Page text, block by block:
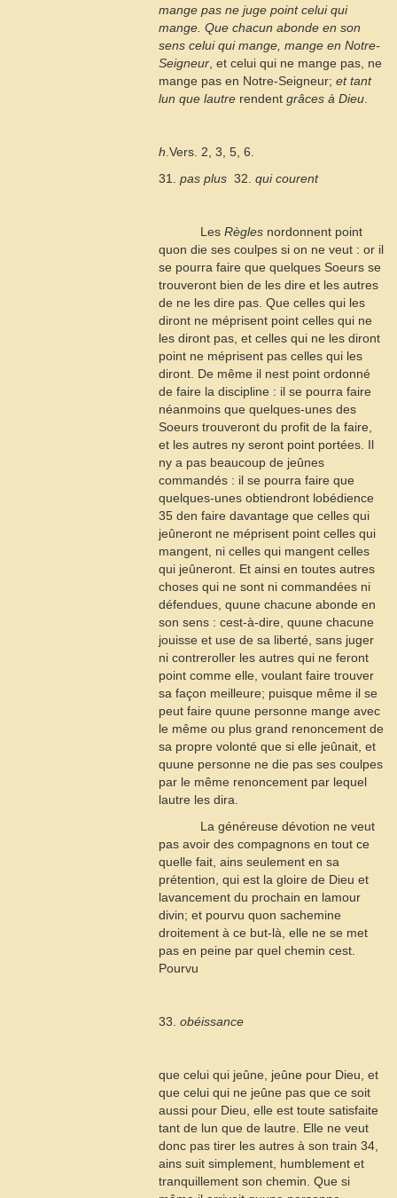
mange pas ne juge point celui qui
mange. Que chacun abonde en son
sens celui qui mange, mange en Notre-
Seigneur , et celui qui ne mange pas, ne
mange pas en Notre-Seigneur; et tant
lun que lautre rendent grâces à Dieu
h .Vers. 2, 3, 5, 6.
31. pas plus  32. qui courent
LesRègles nordonnent point
quon die ses coulpes si on ne veut : or il
se pourra faire que quelques Soeurs se
trouveront bien de les dire et les autres
de ne les dire pas. Que celles qui les
diront ne méprisent point celles qui ne
les diront pas, et celles qui ne les diront
point ne méprisent pas celles qui les
diront. De même il nest point ordonné
de faire la discipline : il se pourra faire
néanmoins que quelques-unes des
Soeurs trouveront du profit de la faire,
et les autres ny seront point portées. Il
ny a pas beaucoup de jeûnes
commandés : il se pourra faire que
quelques-unes obtiendront lobédience
35 den faire davantage que celles qui
jeûneront ne méprisent point celles qui
mangent, ni celles qui mangent celles
qui jeûneront. Et ainsi en toutes autres
choses qui ne sont ni commandées ni
défendues, quune chacune abonde en
son sens : cest-à-dire, quune chacune
jouisse et use de sa liberté, sans juger
ni contreroller les autres qui ne feront
point comme elle, voulant faire trouver
sa façon meilleure; puisque même il se
peut faire quune personne mange avec
le même ou plus grand renoncement de
sa propre volonté que si elle jeûnait, et
quune personne ne die pas ses coulpes
par le même renoncement par lequel
lautre les dira.
La généreuse dévotion ne veut
pas avoir des compagnons en tout ce
quelle fait, ains seulement en sa
prétention, qui est la gloire de Dieu et
lavancement du prochain en lamour
divin; et pourvu quon sachemine
droitement à ce but-là, elle ne se met
pas en peine par quel chemin cest.
Pourvu
33. obéissance
que celui qui jeûne, jeûne pour Dieu, et
que celui qui ne jeûne pas que ce soit
aussi pour Dieu, elle est toute satisfaite
tant de lun que de lautre. Elle ne veut
donc pas tirer les autres à son train 34
ains suit simplement, humblement et
tranquillement son chemin. Que si